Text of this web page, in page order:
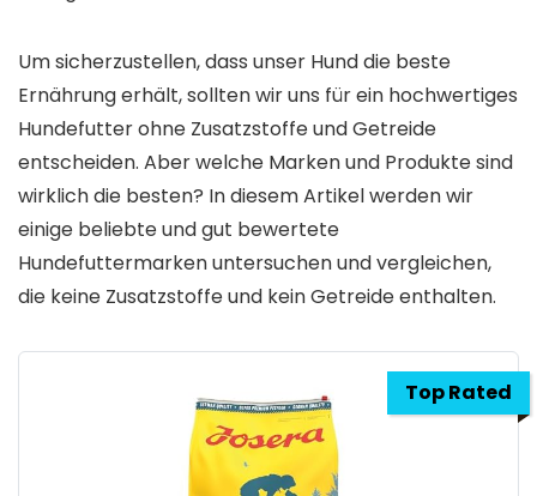
Um sicherzustellen, dass unser Hund die beste
Ernährung erhält, sollten wir uns für ein hochwertiges
Hundefutter ohne Zusatzstoffe und Getreide
entscheiden. Aber welche Marken und Produkte sind
wirklich die besten? In diesem Artikel werden wir
einige beliebte und gut bewertete
Hundefuttermarken untersuchen und vergleichen,
die keine Zusatzstoffe und kein Getreide enthalten.
Top Rated